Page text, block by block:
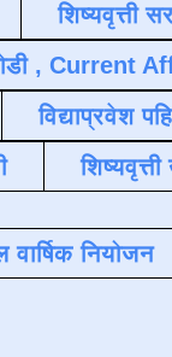
शिष्यवृत्ती
, Current
विद्याप्रवेश
वार्षिक नियोजन